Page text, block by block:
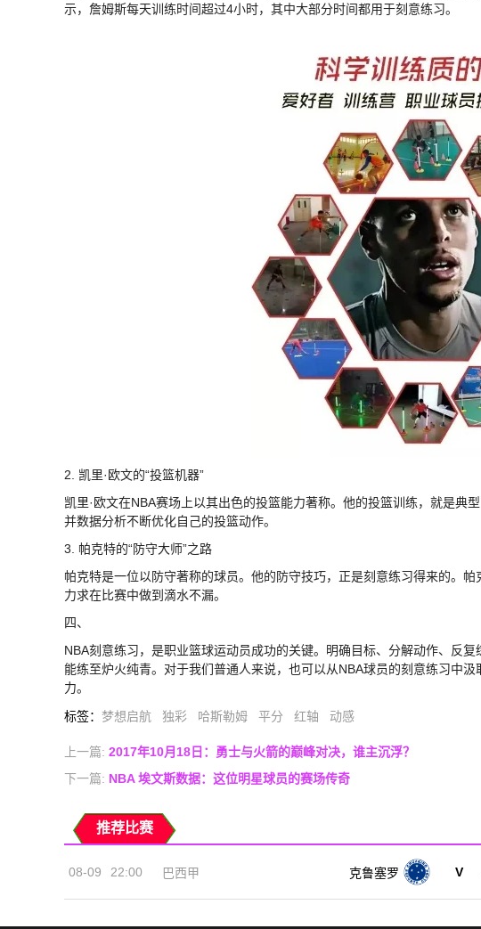
示，詹姆斯每天训练时间超过4小时，其中大部分时间都用于刻意练习。
2. 凯里·欧文的“投篮机器”
凯里·欧文在NBA赛场上以其出色的投篮能力著称。他的投篮训练，就是典
并数据分析不断优化自己的投篮动作。
3. 帕克特的“防守大师”之路
帕克特是一位以防守著称的球员。他的防守技巧，正是刻意练习得来的。
力求在比赛中做到滴水不漏。
四、
NBA刻意练习，是职业篮球运动员成功的关键。明确目标、分解动作、反
能练至炉火纯青。对于我们普通人来说，也可以从NBA球员的刻意练习中
力。
标签： 梦想启航 独彩 哈斯勒姆 平分 红轴 动感
上一篇: 2017年10月18日：勇士与火箭的巅峰对决，谁主沉浮？
下一篇: NBA 埃文斯数据：这位明星球员的赛场传奇
推荐比赛
08-09 22:00 巴西甲 克鲁塞罗 V